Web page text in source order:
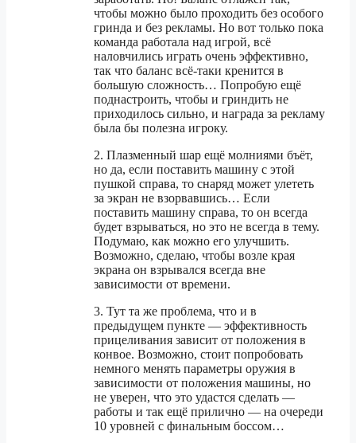
чтобы можно было проходить без особого
гринда и без рекламы. Но вот только пока
команда работала над игрой, всё
наловчились играть очень эффективно,
так что баланс всё-таки кренится в
большую сложность… Попробую ещё
поднастроить, чтобы и гриндить не
приходилось сильно, и награда за рекламу
была бы полезна игроку.
2. Плазменный шар ещё молниями бъёт,
но да, если поставить машину с этой
пушкой справа, то снаряд может улететь
за экран не взорвавшись… Если
поставить машину справа, то он всегда
будет взрываться, но это не всегда в тему.
Подумаю, как можно его улучшить.
Возможно, сделаю, чтобы возле края
экрана он взрывался всегда вне
зависимости от времени.
3. Тут та же проблема, что и в
предыдущем пункте — эффективность
прицеливания зависит от положения в
конвое. Возможно, стоит попробовать
немного менять параметры оружия в
зависимости от положения машины, но
не уверен, что это удастся сделать —
работы и так ещё прилично — на очереди
10 уровней с финальным боссом…